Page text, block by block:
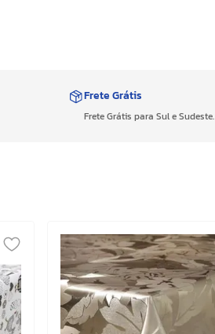
Frete Grátis
Frete Grátis para Sul e Sudeste.